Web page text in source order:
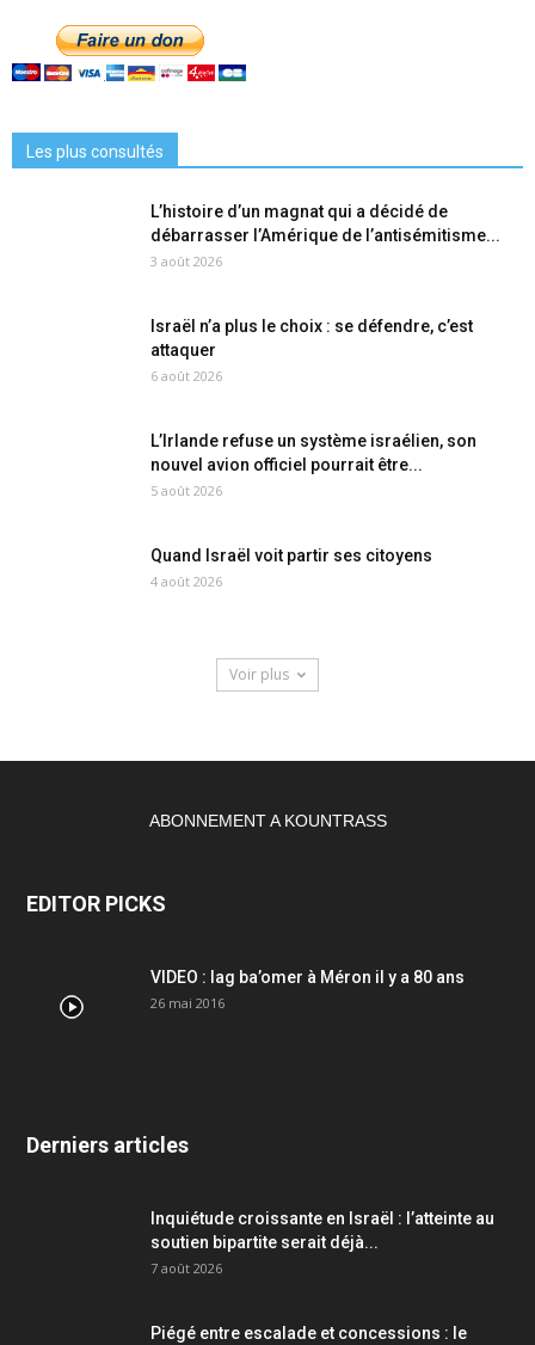
Les plus consultés
L’histoire d’un magnat qui a décidé de
débarrasser l’Amérique de l’antisémitisme...
3 août 2026
Israël n’a plus le choix : se défendre, c’est
attaquer
6 août 2026
L’Irlande refuse un système israélien, son
nouvel avion officiel pourrait être...
5 août 2026
Quand Israël voit partir ses citoyens
4 août 2026
Voir plus
ABONNEMENT A KOUNTRASS
EDITOR PICKS
VIDEO : lag ba’omer à Méron il y a 80 ans
26 mai 2016
Derniers articles
Inquiétude croissante en Israël : l’atteinte au
soutien bipartite serait déjà...
7 août 2026
Piégé entre escalade et concessions : le